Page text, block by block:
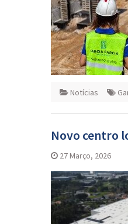
Notícias
Novo centro
27 Março, 2026